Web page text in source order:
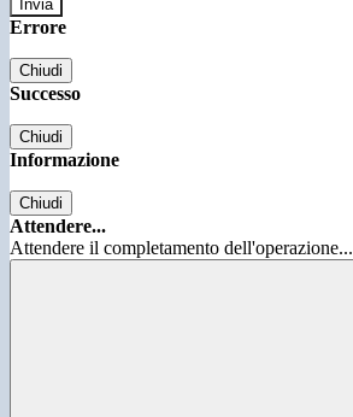
Errore
Chiudi
Successo
Chiudi
Informazione
Chiudi
Attendere...
Attendere il completamento dell'operazione...